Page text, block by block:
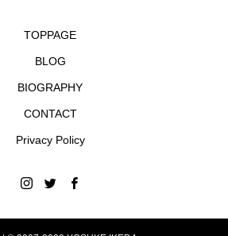
TOPPAGE
BLOG
BIOGRAPHY
CONTACT
Privacy Policy